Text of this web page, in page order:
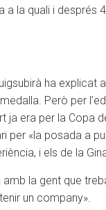
la quali i després
ha explicat
Però per
ja era per la Copa
per «la posada a
i els de la
la gent que
un company».